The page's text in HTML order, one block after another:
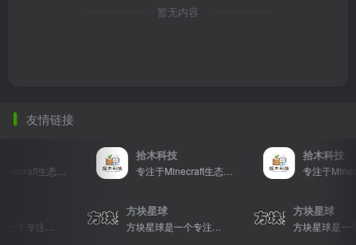
暂无内容
友情链接
专注于Minecraft生态建设
拾木科技
专注于Minecraft生态建设
拾木科技
方块星球是一个专注于我的世界的中文论坛，提供丰富的资源分享、玩家交流和创意展示，包括地图、皮肤、数据包等内容，打造Minecraft玩家的专属社区乐园！
方块星球
方块星球是一个专注于我的世界的中文论坛，提供丰富的资源分享、玩家交流和创意展示，包括地图、皮肤、数据包等内容，打造Minecraft玩家的专属社区乐园！
方块星球